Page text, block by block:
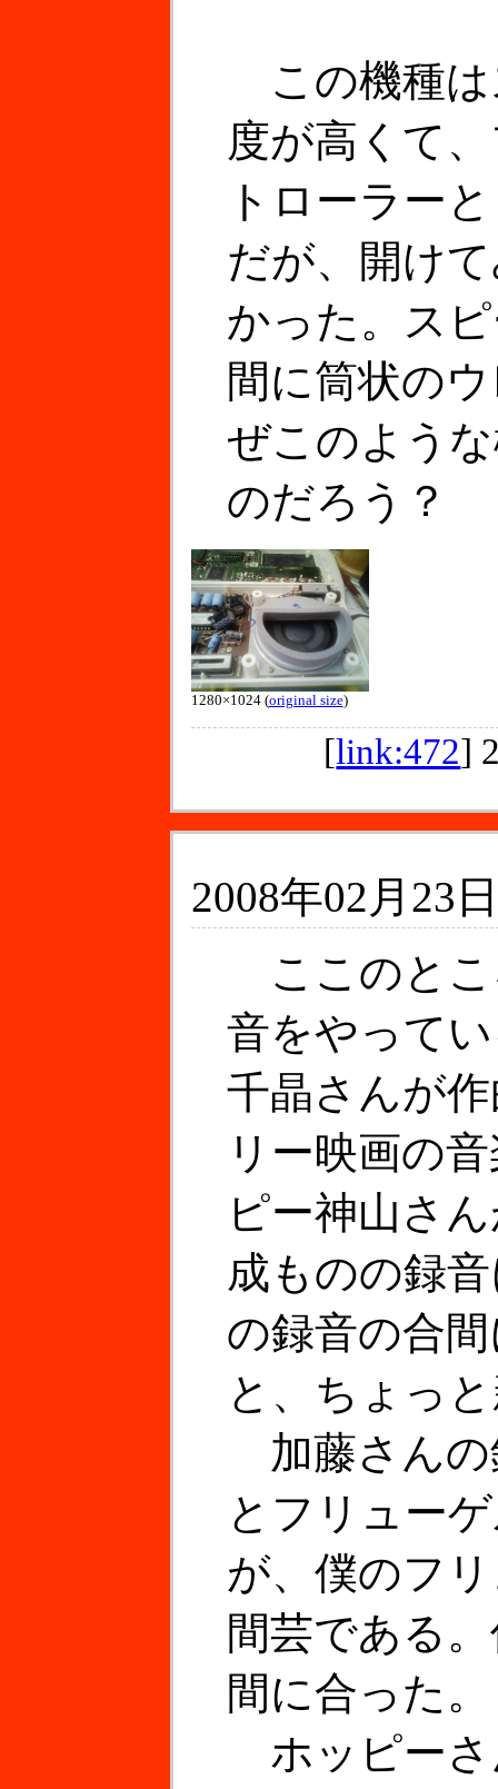
この機種は
度が高くて
トローラー
だが、開け
かった。ス
間に筒状の
ぜこのよう
のだろう？
1280×1024 (original size)
[link:472]
2008年02月23
ここのとこ
音をやって
千晶さんが
リー映画の
ピー神山さ
成ものの録
の録音の合
と、ちょっ
加藤さんの
とフリュー
が、僕のフ
間芸である
間に合った。
ホッピーさ